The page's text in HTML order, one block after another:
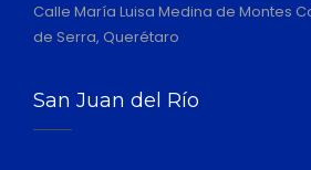
Calle María Luisa Medina de Montes
de Serra, Querétaro
San Juan del Río